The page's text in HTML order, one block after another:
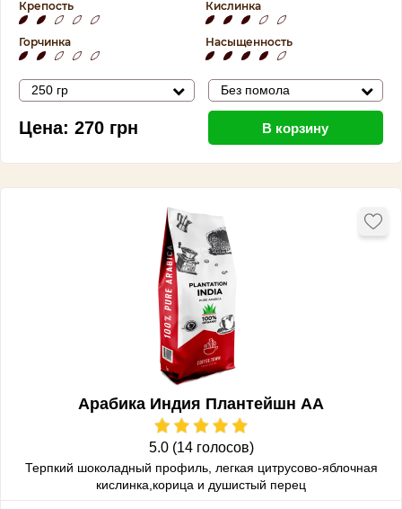
Крепость Кислинка
Горчинка Насыщенность
250 гр Без помола
Цена: 270 грн В корзину
Арабика Индия Плантейшн АА
5.0 (14 голосов)
Терпкий шоколадный профиль, легкая цитрусово-яблочная
кислинка,корица и душистый перец